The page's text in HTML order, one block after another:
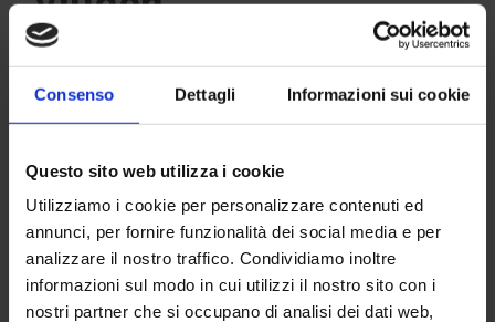
Consenso Dettagli Informazioni sui cookie
Questo sito web utilizza i cookie
Utilizziamo i cookie per personalizzare contenuti ed
annunci, per fornire funzionalità dei social media e per
analizzare il nostro traffico. Condividiamo inoltre
informazioni sul modo in cui utilizzi il nostro sito con i
nostri partner che si occupano di analisi dei dati web,